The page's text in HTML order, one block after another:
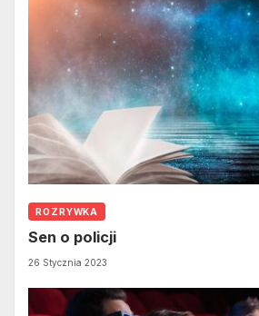
ROZRYWKA
Sen o policji
26 Stycznia 2023